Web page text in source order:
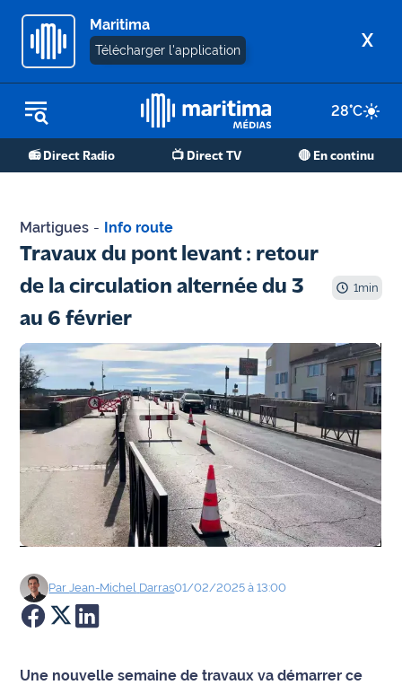
Maritima
Télécharger l'application X
28°C
📻 Direct Radio 📺 Direct TV 🔴 En continu
REPLAY RADIO
REPLAY TV
Martigues
de Berre
Marseille
OM
Agenda
Faits
divers
Sports
Société
Culture
Économie
Martigues - Info route
Travaux du pont levant : retour
de la circulation alternée du 3
au 6 février
1min
ParJean-Michel Darras01/02/2025 à 13:00
Une nouvelle semaine de travaux va démarrer ce